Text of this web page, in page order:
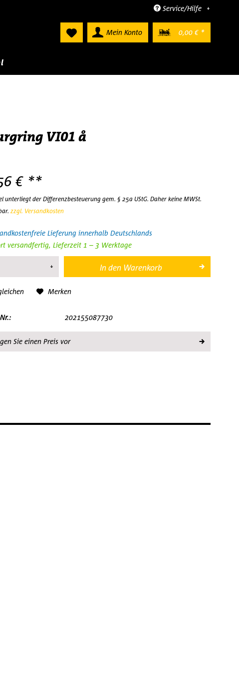
Service/Hilfe
Mein Konto 0,00 € *
VI01 å
€ **
unterliegt der Differenzbesteuerung gem. § 25a UStG. Daher keine MWSt.
zzgl. Versandkosten
Lieferung innerhalb Deutschlands
versandfertig, Lieferzeit 1 – 3 Werktage
In den Warenkorb
Merken
202155087730
Sie einen Preis vor